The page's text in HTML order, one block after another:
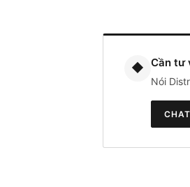
◆ Cần tư
Nói